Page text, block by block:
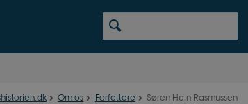
Om os Forfattere Søren Hein Rasmussen